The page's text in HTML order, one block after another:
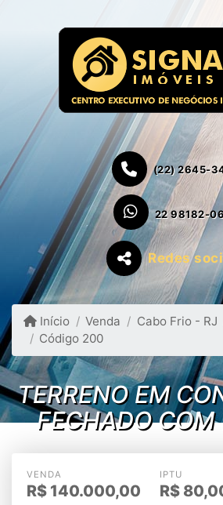
(22) 2645-
22 98182-
Redes
Início Venda Cabo Frio - RJ
Código 200
TERRENO EM
FECHADO
CABO
VENDA
R$ 140.000,00
IPTU
R$